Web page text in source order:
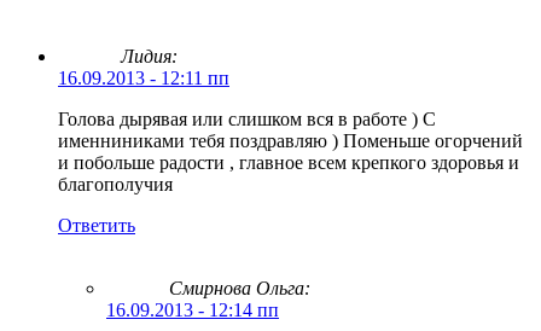
Лидия:
16.09.2013 - 12:11 пп
Голова дырявая или слишком вся в работе ) С
именниниками тебя поздравляю ) Поменьше огорчений
и побольше радости , главное всем крепкого здоровья и
благополучия
Ответить
Смирнова Ольга:
16.09.2013 - 12:14 пп